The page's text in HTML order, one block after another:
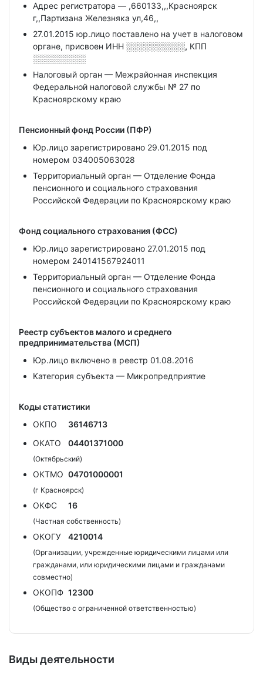
Адрес регистратора — ,660133,,,Красноярск
г,,Партизана Железняка ул,46,,
27.01.2015 юр.лицо поставлено на учет в налоговом
органе, присвоен ИНН ░░░░░░░░░░, КПП
░░░░░░░░░
Налоговый орган — Межрайонная инспекция
Федеральной налоговой службы № 27 по
Красноярскому краю
Пенсионный фонд России (ПФР)
Юр.лицо зарегистрировано 29.01.2015 под
номером 034005063028
Территориальный орган — Отделение Фонда
пенсионного и социального страхования
Российской Федерации по Красноярскому краю
Фонд социального страхования (ФСС)
Юр.лицо зарегистрировано 27.01.2015 под
номером 240141567924011
Территориальный орган — Отделение Фонда
пенсионного и социального страхования
Российской Федерации по Красноярскому краю
Реестр субъектов малого и среднего
предпринимательства (МСП)
Юр.лицо включено в реестр 01.08.2016
Категория субъекта — Микропредприятие
Коды статистики
ОКПО
36146713
ОКАТО
04401371000
(Октябрьский)
ОКТМО 04701000001
(г Красноярск)
ОКФС 16
(Частная собственность)
ОКОГУ 4210014
(Организации, учрежденные юридическими лицами или
гражданами, или юридическими лицами и гражданами
совместно)
ОКОПФ 12300
(Общество с ограниченной ответственностью)
Виды деятельности